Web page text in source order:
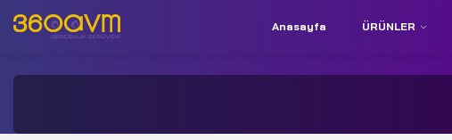
İletişim: +90 850 532 9312
Anasayfa ÜRÜNLER